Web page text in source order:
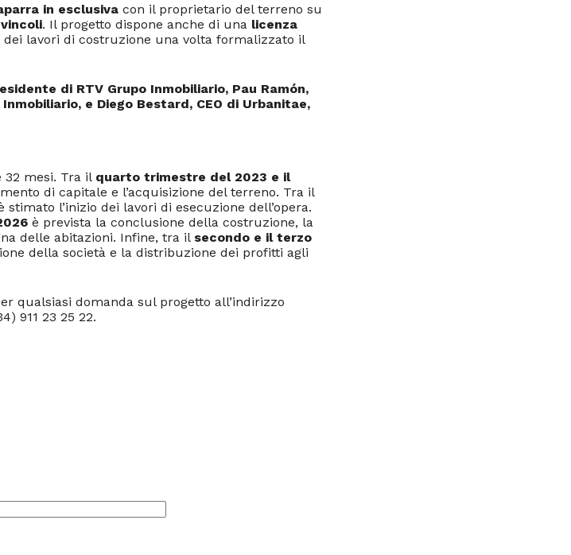
in esclusiva con il proprietario del terreno su
. Il progetto dispone anche di una licenza
dei lavori di costruzione una volta formalizzato il
di RTV Grupo Inmobiliario, Pau Ramón,
e Diego Bestard, CEO di Urbanitae,
mesi. Tra il quarto trimestre del 2023 e il
di capitale e l’acquisizione del terreno. Tra il
stimato l’inizio dei lavori di esecuzione dell’opera.
è prevista la conclusione della costruzione, la
delle abitazioni. Infine, tra il secondo e il terzo
della società e la distribuzione dei profitti agli
qualsiasi domanda sul progetto all’indirizzo
911 23 25 22.